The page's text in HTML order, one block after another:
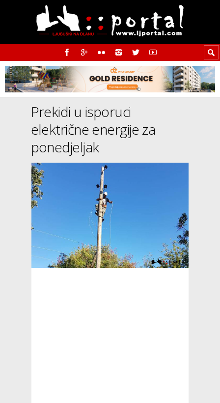
Prekidi u isporuci
električne energije za
ponedjeljak